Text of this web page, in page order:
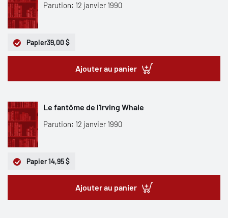
Parution: 12 janvier 1990
Papier39,00 $
Ajouter au panier
Le fantôme de l'Irving Whale
Parution: 12 janvier 1990
Papier14,95 $
Ajouter au panier